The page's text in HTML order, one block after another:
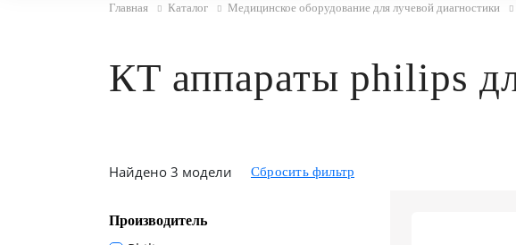
Оплата и доставка
Главная Каталог Медицинское оборудование для лучевой диагностики
КТ аппараты philips
Найдено 3 модели
Производитель